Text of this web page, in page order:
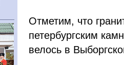
Отметим, что
петербургским
велось в